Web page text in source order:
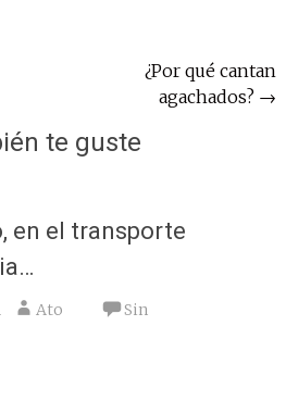
¿Por qué cantan
agachados? →
te guste
en el transporte
Ato
Sin